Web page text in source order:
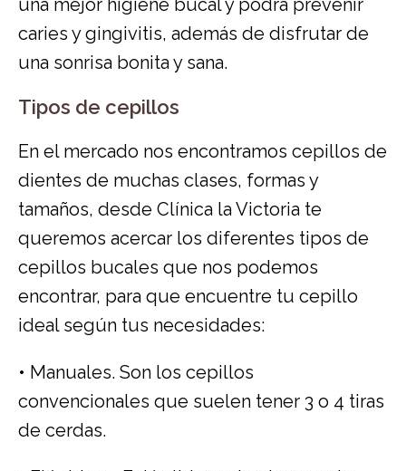
una mejor higiene bucal y podrá prevenir
caries y gingivitis, además de disfrutar de
una sonrisa bonita y sana.
Tipos de cepillos
En el mercado nos encontramos cepillos de
dientes de muchas clases, formas y
tamaños, desde Clínica la Victoria te
queremos acercar los diferentes tipos de
cepillos bucales que nos podemos
encontrar, para que encuentre tu cepillo
ideal según tus necesidades:
• Manuales. Son los cepillos
convencionales que suelen tener 3 o 4 tiras
de cerdas.